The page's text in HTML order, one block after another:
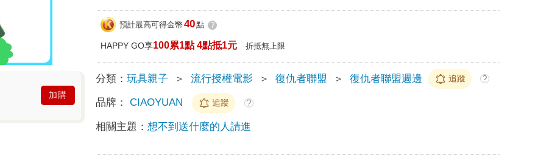
加購
預計最高可得金幣 40點 ?
HAPPY GO享100累1點 4點抵1元 折抵無上限
分類：玩具親子 ＞ 流行授權電影 ＞ 復仇者聯盟 ＞ 復仇者聯盟週邊 追蹤 ?
品牌： CIAOYUAN 追蹤 ?
相關主題：想不到送什麼的人請進